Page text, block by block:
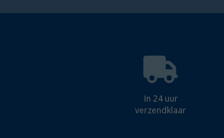
In 24 uur
verzendklaar